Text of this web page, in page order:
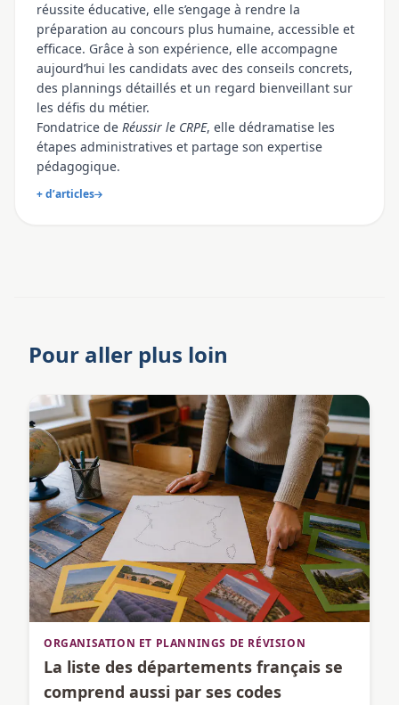
réussite éducative, elle s’engage à rendre la
préparation au concours plus humaine, accessible et
efficace. Grâce à son expérience, elle accompagne
aujourd’hui les candidats avec des conseils concrets,
des plannings détaillés et un regard bienveillant sur
les défis du métier.
Fondatrice de Réussir le CRPE, elle dédramatise les
étapes administratives et partage son expertise
pédagogique.
+ d’articles
Pour aller plus loin
ORGANISATION ET PLANNINGS DE RÉVISION
La liste des départements français se
comprend aussi par ses codes